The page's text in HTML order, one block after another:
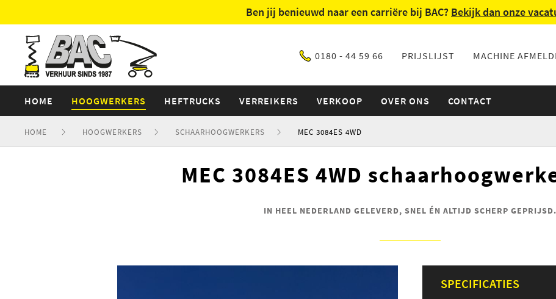
Ben jij benieuwd naar een carriëre bij BAC? Bekijk dan onze
0180 - 44 59 66 PRIJSLIJST MACHINE
HOME HOOGWERKERS HEFTRUCKS VERREIKERS VERKOOP OVER ONS CONTACT
HOME HOOGWERKERS SCHAARHOOGWERKERS MEC 3084ES 4WD
MEC 3084ES 4WD
IN HEEL NEDERLAND GELEVERD, SNEL ÉN ALTIJD SCHERP GEPRIJSD.
SPECIFICATIES